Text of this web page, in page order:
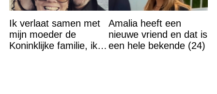
Ik verlaat samen met
mijn moeder de
Koninklijke familie, ik
Amalia heeft een
nieuwe vriend en dat is
een hele bekende (24)